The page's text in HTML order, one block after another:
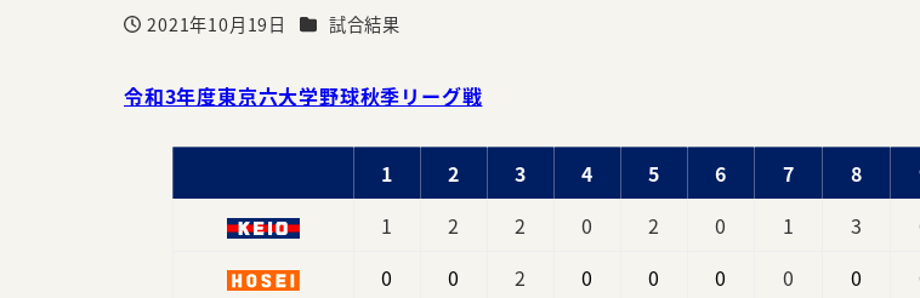
投稿日
2021年10月19日 カテゴリー
試合結果
令和3年度東京六大学野球秋季リーグ戦
1 2 3 4 5 6 7 8
1
2 2 0 2 0 1 3
0
0 2 0 0 0 0 0